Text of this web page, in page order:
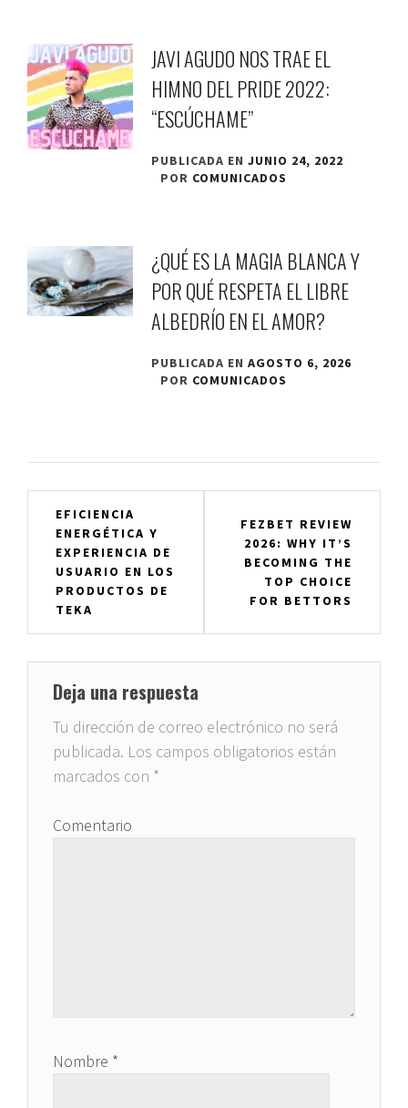
JAVI AGUDO NOS TRAE EL
HIMNO DEL PRIDE 2022:
“ESCÚCHAME”
PUBLICADA ENJUNIO 24, 2022
POR COMUNICADOS
¿QUÉ ES LA MAGIA BLANCA Y
POR QUÉ RESPETA EL LIBRE
ALBEDRÍO EN EL AMOR?
PUBLICADA ENAGOSTO 6, 2026
POR COMUNICADOS
Navegación
entradas
EFICIENCIA
ENERGÉTICA Y
EXPERIENCIA DE
USUARIO EN LOS
PRODUCTOS DE
TEKA
FEZBET REVIEW
2026: WHY IT’S
BECOMING THE
TOP CHOICE
FOR BETTORS
Deja una respuesta
Tu dirección de correo electrónico no será
publicada. Los campos obligatorios están
marcados con *
Comentario
Nombre *